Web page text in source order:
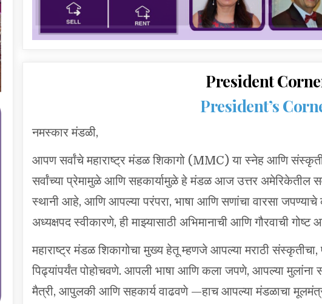
President Corner
President’s
सर्वांच्या प्रेमामुळे आणि सहकार्यामुळे हे मंडळ आज उत्तर अमेरिकेतील
स्थानी आहे, आणि आपल्या परंपरा, भाषा आणि सणांचा वारसा जपण्याचे
अध्यक्षपद स्वीकारणे, ही माझ्यासाठी अभिमानाची आणि गौरवाची गोष्ट
पिढ्यांपर्यंत पोहोचवणे. आपली भाषा आणि कला जपणे, आपल्या
मैत्री, आपुलकी आणि सहकार्य वाढवणे —हाच आपल्या मंडळाचा